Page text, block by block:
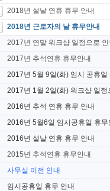
2018년 설날 연휴 휴무 안내
2018년 근로자의 날 휴무안내
2017년 연말 워크샵 일정으로
2017년 추석연휴 휴무안내
2017년 5월 9일(화) 임시 공휴일
2017년 1월 2일(화) 워크샵 일정
2016년 추석 연휴 휴무 안내
2016년 5월6일 임시공휴일 휴무
2016년 설날 연휴 휴무 안내
2015년 추석연휴 휴무안내
사무실 이전 안내
임시공휴일 휴무 안내